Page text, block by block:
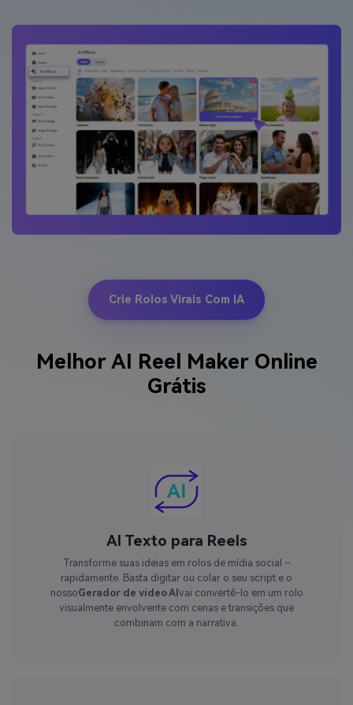
Crie Rolos Virais Com IA
Melhor AI Reel Maker Online
Grátis
AI Texto para Reels
Transforme suas ideias em rolos de mídia social –
rapidamente. Basta digitar ou colar o seu script e o
nossoGerador de vídeo AIvai convertê-lo em um rolo
visualmente envolvente com cenas e transições que
combinam com a narrativa.